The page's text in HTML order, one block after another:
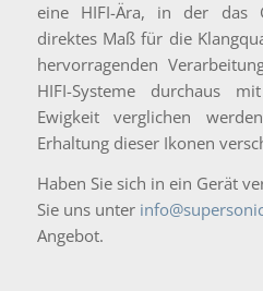
eine HIFI-Ära, in der das
direktes Maß für die
hervorragenden
HIFI-Systeme durchaus
Ewigkeit verglichen
Erhaltung dieser Ikonen
Haben Sie sich in ein Gerät
Sie uns unter
Angebot.